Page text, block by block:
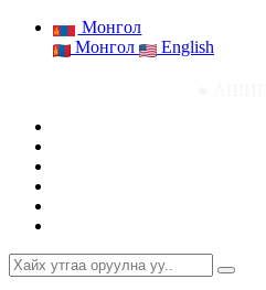
Монгол
Монгол
English